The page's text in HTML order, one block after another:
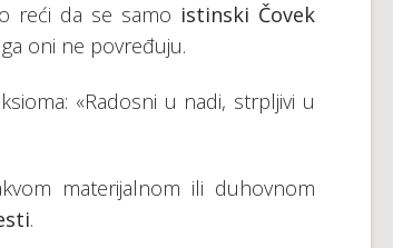
reći da se samo istinski Čovek
oni ne povređuju.
«Radosni u nadi, strpljivi u
materijalnom ili duhovnom
.